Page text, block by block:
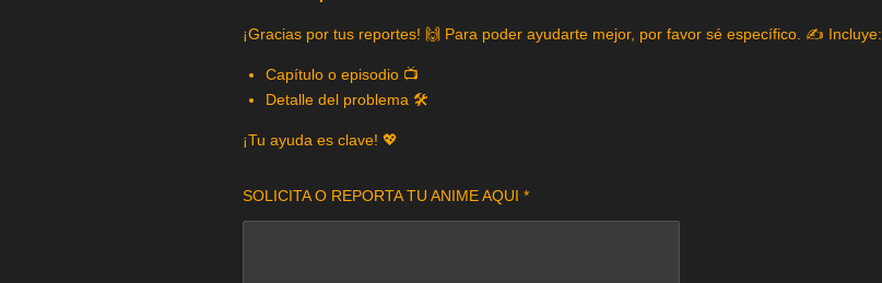
¡Gracias por tus reportes! 🙌 Para poder ayudarte mejor, por favor sé específico. ✍️ Incluye:
Capítulo o episodio 📺
Detalle del problema 🛠️
¡Tu ayuda es clave! 💖
SOLICITA O REPORTA TU ANIME AQUI *